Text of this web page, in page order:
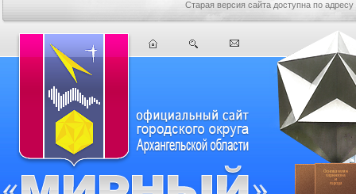
Старая версия сайта доступна по адресу